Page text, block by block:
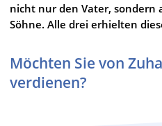
nicht nur den Vater, sondern
Söhne. Alle drei erhielten
Möchten Sie von
verdienen?